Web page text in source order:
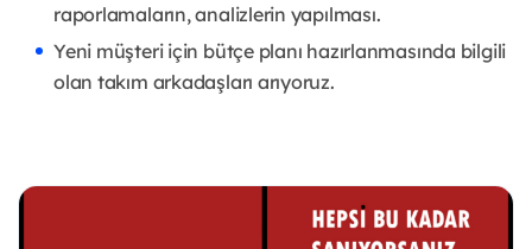
raporlamaların, analizlerin yapılması.
Yeni müşteri için bütçe planı hazırlanmasında bilgili
olan takım arkadaşları arıyoruz.